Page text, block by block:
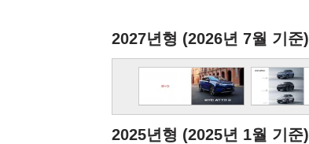
2027년형 (2026년 7월 기준)
2025년형 (2025년 1월 기준)